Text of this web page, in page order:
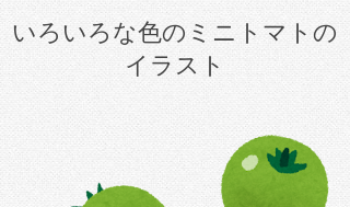
いろいろな色のミニトマトの
イラスト